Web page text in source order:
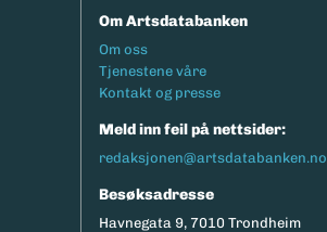
Om Artsdatabanken
Footermeny
Om oss
Tjenestene våre
Kontakt og presse
Meld inn feil på nettsider:
redaksjonen@artsdatabanken.no
Besøksadresse
Havnegata 9, 7010 Trondheim